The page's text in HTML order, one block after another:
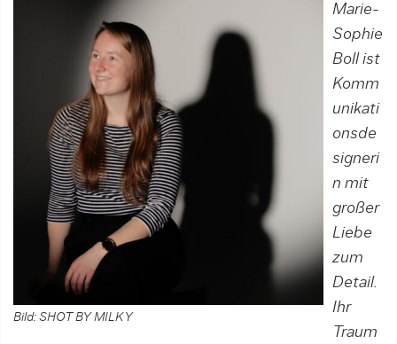
Bild: SHOT BY MILKY
Marie-
Sophie
Boll ist
Komm
unikati
onsde
signeri
n mit
großer
Liebe
zum
Detail.
Ihr
Traum